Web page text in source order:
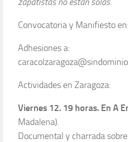
Convocatoria y Manifiesto en:
Adhesiones a:
Actividades en Zaragoza:
Viernes 12. 19 horas. En A
Madalena).
Documental y charrada